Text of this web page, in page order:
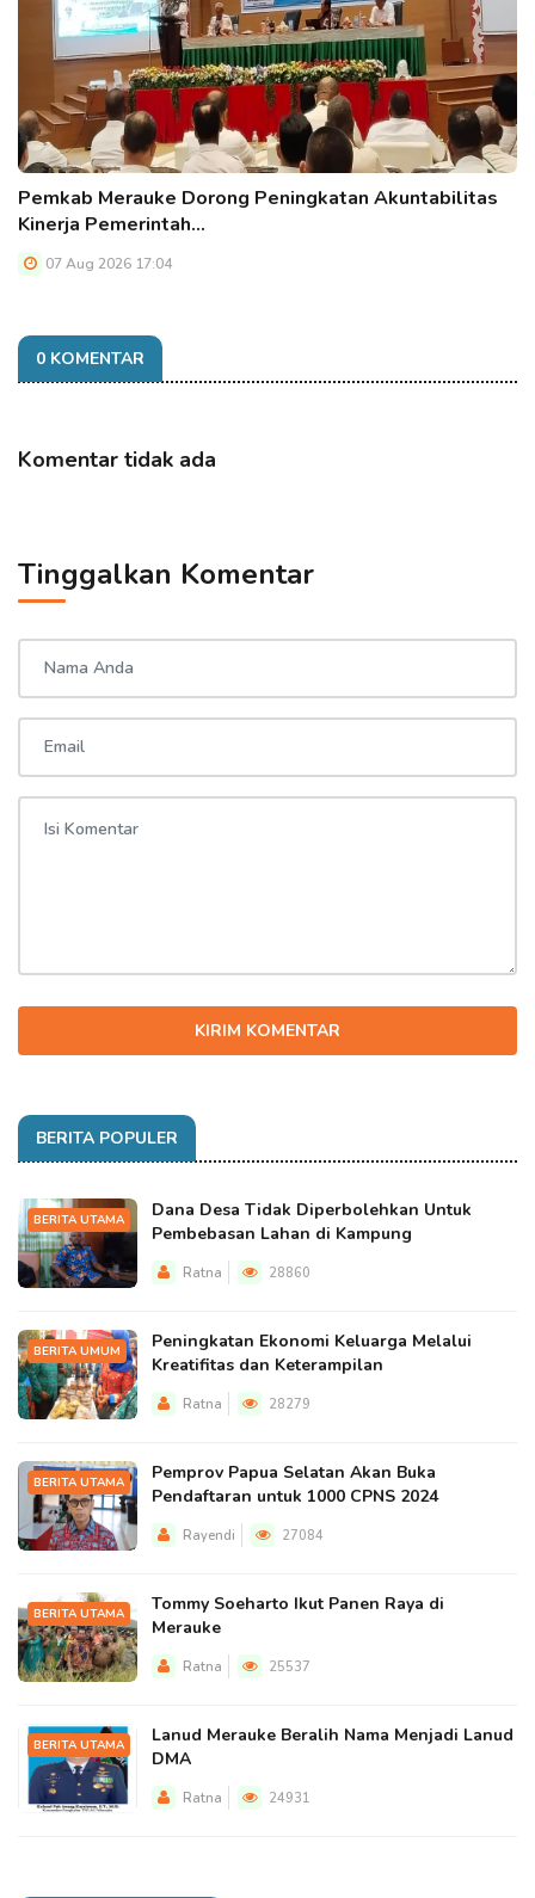
Pemkab Merauke Dorong Peningkatan Akuntabilitas
Kinerja Pemerintah…
07 Aug 2026 17:04
0 KOMENTAR
Komentar tidak ada
Tinggalkan Komentar
KIRIM KOMENTAR
BERITA POPULER
BERITA UTAMA
Dana Desa Tidak Diperbolehkan Untuk
Pembebasan Lahan di Kampung
Ratna 28860
BERITA UMUM
Peningkatan Ekonomi Keluarga Melalui
Kreatifitas dan Keterampilan
Ratna 28279
BERITA UTAMA
Pemprov Papua Selatan Akan Buka
Pendaftaran untuk 1000 CPNS 2024
Rayendi 27084
BERITA UTAMA
Tommy Soeharto Ikut Panen Raya di
Merauke
Ratna 25537
BERITA UTAMA
Lanud Merauke Beralih Nama Menjadi Lanud
DMA
Ratna 24931